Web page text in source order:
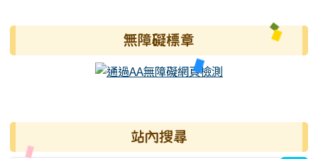
無障礙標章
右邊區域內容 站內搜尋